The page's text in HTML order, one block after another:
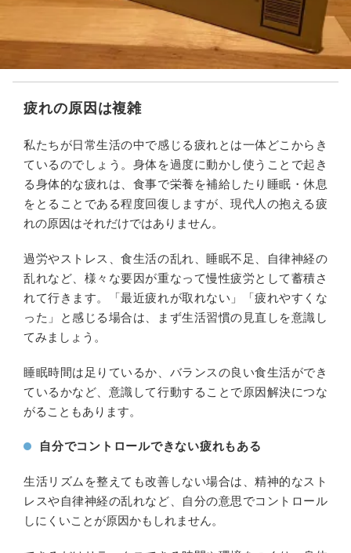
疲れの原因は複雑
私たちが日常生活の中で感じる疲れとは一体どこからき
ているのでしょう。身体を過度に動かし使うことで起き
る身体的な疲れは、食事で栄養を補給したり睡眠・休息
をとることである程度回復しますが、現代人の抱える疲
れの原因はそれだけではありません。
過労やストレス、食生活の乱れ、睡眠不足、自律神経の
乱れなど、様々な要因が重なって慢性疲労として蓄積さ
れて行きます。「最近疲れが取れない」「疲れやすくな
った」と感じる場合は、まず生活習慣の見直しを意識し
てみましょう。
睡眠時間は足りているか、バランスの良い食生活ができ
ているかなど、意識して行動することで原因解決につな
がることもあります。
自分でコントロールできない疲れもある
生活リズムを整えても改善しない場合は、精神的なスト
レスや自律神経の乱れなど、自分の意思でコントロール
しにくいことが原因かもしれません。